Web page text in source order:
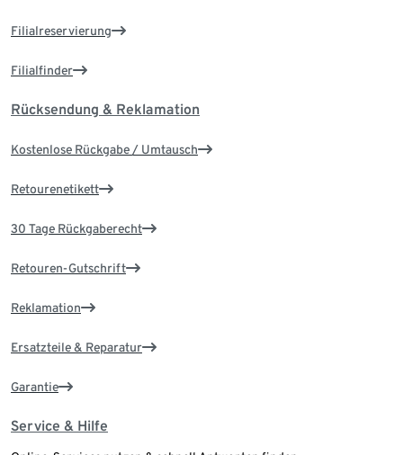
Filialreservierung
Filialfinder
Rücksendung & Reklamation
Kostenlose Rückgabe / Umtausch
Retourenetikett
30 Tage Rückgaberecht
Retouren-Gutschrift
Reklamation
Ersatzteile & Reparatur
Garantie
Service & Hilfe